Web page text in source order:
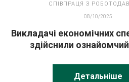
СПІВПРАЦЯ З
08/10/2025
Викладачі економічних
здійснили
Детальніше